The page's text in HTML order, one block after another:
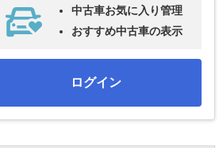
中古車お気に入り管理
おすすめ中古車の表示
ログイン